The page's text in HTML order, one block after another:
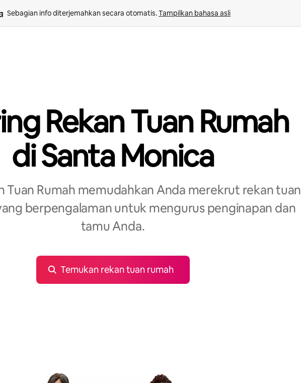
Sebagian info diterjemahkan secara otomatis. Tampilkan bahasa asli
Rekan Tuan Rumah
di Santa Monica
Tuan Rumah memudahkan Anda merekrut rekan tuan
berpengalaman untuk mengurus penginapan dan
tamu Anda.
Temukan rekan tuan rumah